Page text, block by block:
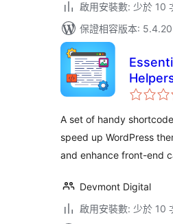
啟用安裝數: 少於 10
保證相容版本: 5.4.20
A set of handy
speed up WordPress
and enhance front-end
Devmont Digital
啟用安裝數: 少於 10